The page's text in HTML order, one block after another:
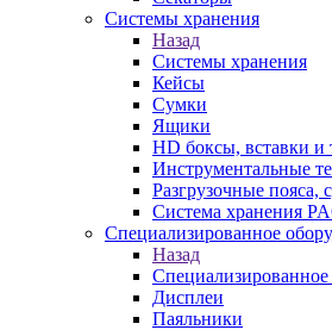
Системы хранения
Назад
Системы хранения
Кейсы
Сумки
Ящики
HD боксы, вставки и
Инструментальные
Разгрузочные пояса,
Система хранения
Специализированное
Назад
Специализированное
Дисплеи
Паяльники